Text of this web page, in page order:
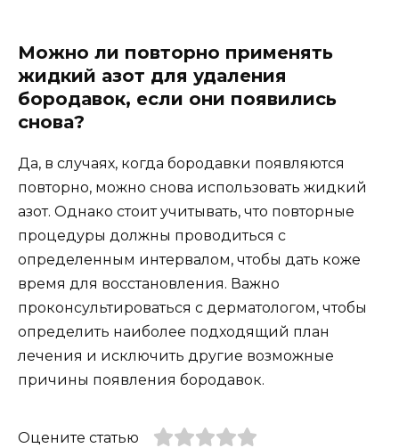
Можно ли повторно применять
жидкий азот для удаления
бородавок, если они появились
снова?
Да, в случаях, когда бородавки появляются
повторно, можно снова использовать жидкий
азот. Однако стоит учитывать, что повторные
процедуры должны проводиться с
определенным интервалом, чтобы дать коже
время для восстановления. Важно
проконсультироваться с дерматологом, чтобы
определить наиболее подходящий план
лечения и исключить другие возможные
причины появления бородавок.
Оцените статью